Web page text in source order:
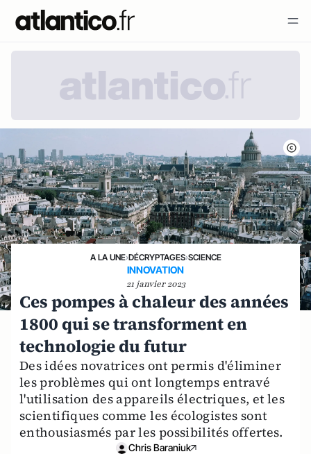
A LA UNE›DÉCRYPTAGES›SCIENCE
INNOVATION
21 janvier 2023
Ces pompes à chaleur des années
1800 qui se transforment en
technologie du futur
Des idées novatrices ont permis d'éliminer
les problèmes qui ont longtemps entravé
l'utilisation des appareils électriques, et les
scientifiques comme les écologistes sont
enthousiasmés par les possibilités offertes.
Chris Baraniuk